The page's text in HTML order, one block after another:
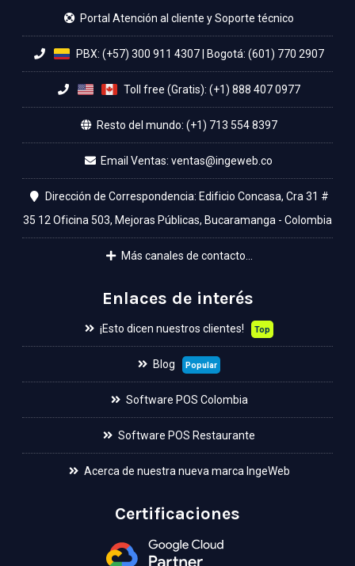
Portal Atención al cliente y Soporte técnico
PBX: (+57) 300 911 4307| Bogotá: (601) 770 2907
Toll free (Gratis): (+1) 888 407 0977
Resto del mundo: (+1) 713 554 8397
Email Ventas:
Dirección de Correspondencia: Edificio Concasa, Cra 31 #
35 12 Oficina 503, Mejoras Públicas, Bucaramanga - Colombia
Más canales de contacto...
Enlaces de interés
¡Esto dicen nuestros clientes! Top
Blog Popular
Software POS Colombia
Software POS Restaurante
Acerca de nuestra nueva marca IngeWeb
Certificaciones